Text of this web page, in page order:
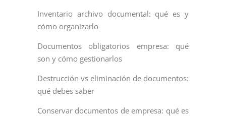
Inventario archivo documental: qué es y
cómo organizarlo
Documentos obligatorios empresa: qué
son y cómo gestionarlos
Destrucción vs eliminación de documentos:
qué debes saber
Conservar documentos de empresa: qué es